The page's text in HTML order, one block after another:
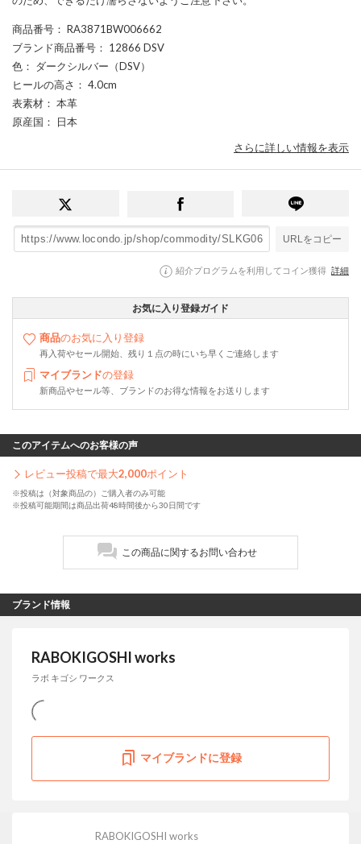
商品番号 ： RA3871BW006662
ブランド商品番号 ： 12866 DSV
色 ： ダークシルバー（DSV）
ヒールの高さ ： 4.0cm
表素材 ： 本革
原産国 ： 日本
さらに詳しい情報を表示
URLをコピー
紹介プログラムを利用してコイン獲得 詳細
お気に入り登録ガイド
商品のお気に入り登録
再入荷やセール開始、残り１点の時にいち早くご連絡します
マイブランドの登録
新商品やセール等、ブランドのお得な情報をお送りします
このアイテムへのお客様の声
レビュー投稿で最大2,000ポイント
※投稿は（対象商品の）ご購入者のみ可能
※投稿可能期間は商品出荷48時間後から30日間です
この商品に関するお問い合わせ
ブランド情報
RABOKIGOSHI works
ラボ キゴシ ワークス
マイブランドに登録
RABOKIGOSHI works